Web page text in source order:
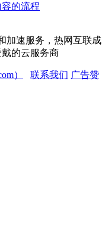
的流程
加速服务，热网互联成
的云服务商
） 联系我们 广告赞